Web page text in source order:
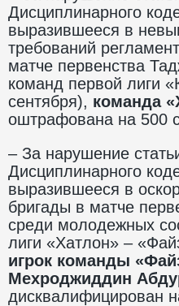
Дисциплинарного
выразившееся в
требований
матче первенства
команд первой лиги
сентября), команда
оштрафована на 500
– За нарушение
Дисциплинарного
выразившееся в
бригады в матче
среди молодежных
лиги «Хатлон» –
игрок команды
Мехроджиддин
дисквалифицирован